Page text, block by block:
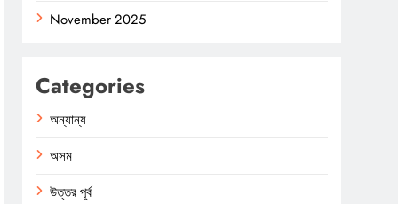
November 2025
Categories
অন্যান্য
অসম
উত্তর পূর্ব